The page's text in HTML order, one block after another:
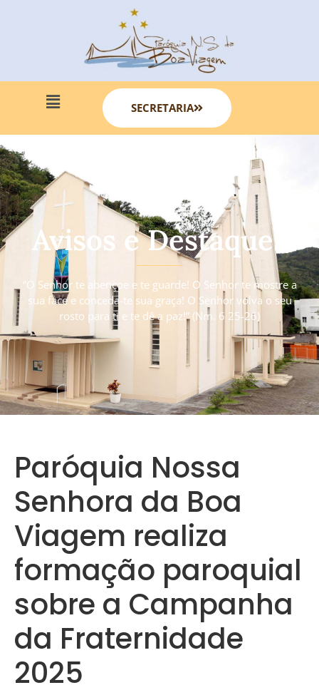
SECRETARIA
Avisos e Destaques
“O Senhor te abençoe e te guarde! O Senhor te mostre a
sua face e conceda-te sua graça! O Senhor volva o seu
rosto para ti e te dê a paz!” (Nm. 6 25-26)
Paróquia Nossa
Senhora da Boa
Viagem realiza
formação paroquial
sobre a Campanha
da Fraternidade
2025